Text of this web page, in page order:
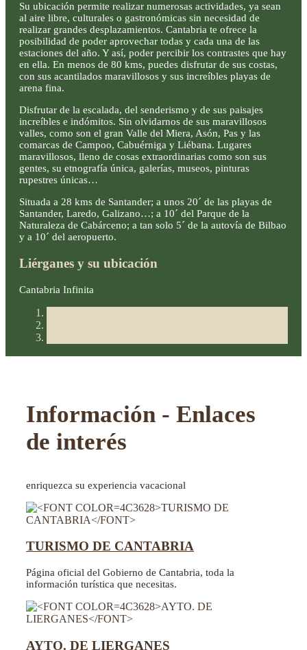
Su ubicación permite realizar numerosas actividades, ya sean
al aire libre, culturales o gastronómicas sin necesidad de
realizar grandes desplazamientos. Cantabria te ofrece la
posibilidad de poder aprovechar todas y cada una de las
estaciones del año. Y así, poder percibir los contrastes que hay
en ella. En menos de 80 kms, puedes disfrutar de sus costas,
con sus acantilados maravillosos y sus increíbles playas de
arena fina.
Disfrutar de la escalada, del senderismo y de sus paisajes
increíbles e indómitos. Sin olvidarnos de sus maravillosos
valles, como son el gran Valle del Miera, Asón, Pas y las
comarcas de Campoo, Cabuérniga y Liébana. Lugares
maravillosos, lleno de cosas extraordinarias como son sus
gentes, su etnografía única, galerías, museos, pinturas
rupestres únicas…
Situada a 28 kms de Santander; a unos 20´ de las playas de
Santander, Laredo, Galizano…; a 10´ del Parque de la
Naturaleza de Cabárceno; a tan solo 5´ de la autovía de Bilbao
y a 10´ del aeropuerto.
Liérganes y su ubicación
Cantabria Infinita
Información - Enlaces
de interés
enriquezca su experiencia vacacional
TURISMO DE CANTABRIA
Página oficial del Gobierno de Cantabria, toda la
información turística que necesitas.
AYTO. DE LIERGANES